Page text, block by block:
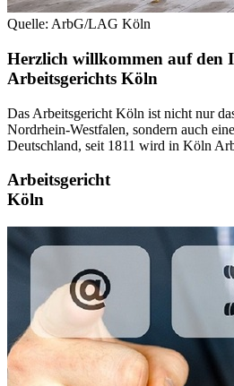
Quelle: ArbG/LAG Köln
Herzlich willkommen auf den
Arbeitsgerichts Köln
Das Arbeitsgericht Köln ist nicht nur
Nordrhein-Westfalen, sondern auch
Deutschland, seit 1811 wird in Köln
Arbeitsgericht
Köln